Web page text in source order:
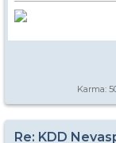
Karma:
Re: KDD